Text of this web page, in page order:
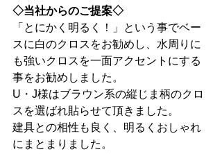
◇当社からのご提案◇
「とにかく明るく！」という事でベー
スに白のクロスをお勧めし、水周りに
も強いクロスを一面アクセントにする
事をお勧めしました。
U・J様はブラウン系の縦じま柄のクロ
スを選ばれ貼らせて頂きました。
建具との相性も良く、明るくおしゃれ
にまとまりました。